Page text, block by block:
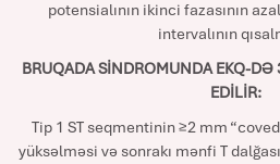
potensialının ikinci fazasının
intervalının
BRUQADA SİNDROMUNDA EKQ-DƏ
EDİLİR:
Tip 1 ST seqmentinin ≥2 mm
yüksəlməsi və sonrakı mənfi T